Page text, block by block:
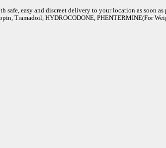
safe, easy and discreet delivery to your location as soon
Tramadoil, HYDROCODONE, PHENTERMINE(For